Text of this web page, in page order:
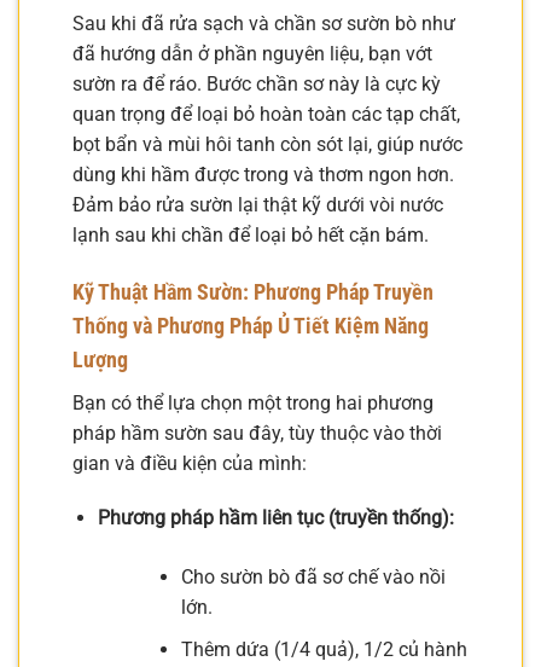
Sau khi đã rửa sạch và chần sơ sườn bò như
đã hướng dẫn ở phần nguyên liệu, bạn vớt
sườn ra để ráo. Bước chần sơ này là cực kỳ
quan trọng để loại bỏ hoàn toàn các tạp chất,
bọt bẩn và mùi hôi tanh còn sót lại, giúp nước
dùng khi hầm được trong và thơm ngon hơn.
Đảm bảo rửa sườn lại thật kỹ dưới vòi nước
lạnh sau khi chần để loại bỏ hết cặn bám.
Kỹ Thuật Hầm Sườn: Phương Pháp Truyền
Thống và Phương Pháp Ủ Tiết Kiệm Năng
Lượng
Bạn có thể lựa chọn một trong hai phương
pháp hầm sườn sau đây, tùy thuộc vào thời
gian và điều kiện của mình:
Phương pháp hầm liên tục (truyền thống):
Cho sườn bò đã sơ chế vào nồi
lớn.
Thêm dứa (1/4 quả), 1/2 củ hành